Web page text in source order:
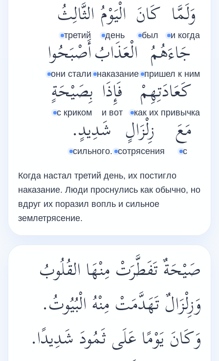
وَلَمَّا
и когда
كَانَ
был
الْيَوْمُ
день
الثَّالِثُ
третий
جَاءَهُمُ
пришел к ним
الْعَذَابُ
наказание
أَصْبَحُوا
они стали
كَعَادَتِهِمْ
как их привычка
فَإِذَا
и вот
بِصَيْحَةٍ
с криком
مَعَ
с
زِلْزَالٍ
сотрясения
شَدِيدٍ.
сильного.
Когда настал третий день, их постигло
наказание. Люди проснулись как обычно, но
вдруг их поразил вопль и сильное
землетрясение.
صَيْحَةٌ تَفَطَّرَتْ مِنْهَا القُلُوبُ
وَزِلْزَالٌ تَهَدَّمَتْ مِنْهُ الْبُيُوتُ.
وَكَانَ يَوْمًا عَلَى ثَمُودَ شَدِيدًا.